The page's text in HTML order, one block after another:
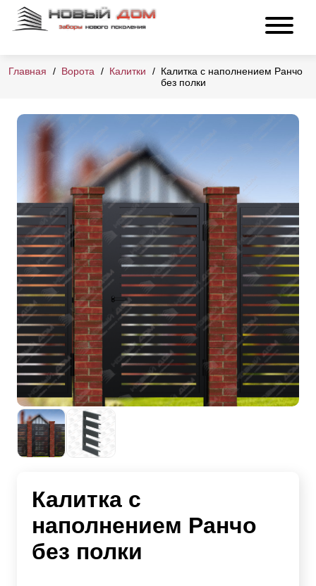
Главная Ворота Калитки
Калитка с наполнением Ранчо
без полки
Калитка с
наполнением Ранчо
без полки